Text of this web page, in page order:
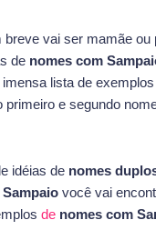
vai ser mamãe ou
de nomes com
lista de exemplos
primeiro e segundo
idéias de nomes
você vai
de nomes com